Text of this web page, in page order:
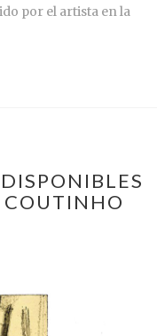
por el artista en la
COUTINHO